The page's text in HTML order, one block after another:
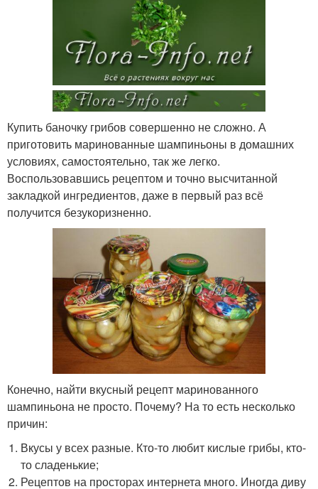
Купить баночку грибов совершенно не сложно. А
приготовить маринованные шампиньоны в домашних
условиях, самостоятельно, так же легко.
Воспользовавшись рецептом и точно высчитанной
закладкой ингредиентов, даже в первый раз всё
получится безукоризненно.
Конечно, найти вкусный рецепт маринованного
шампиньона не просто. Почему? На то есть несколько
причин:
Вкусы у всех разные. Кто-то любит кислые грибы, кто-
то сладенькие;
Рецептов на просторах интернета много. Иногда диву